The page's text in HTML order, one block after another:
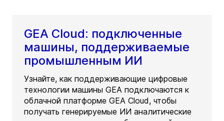
GEA Cloud: подключенные
машины, поддерживаемые
промышленным ИИ
Узнайте, как поддерживающие цифровые
технологии машины GEA подключаются к
облачной платформе GEA Cloud, чтобы
получать генерируемые ИИ аналитические